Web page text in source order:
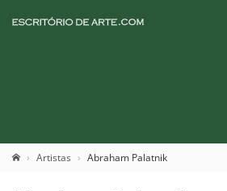
Artistas Abraham Palatnik